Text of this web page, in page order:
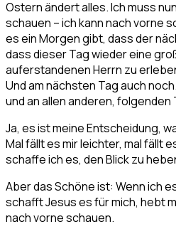
Ostern ändert alles. Ich muss
schauen – ich kann nach vorne
es ein Morgen gibt, dass der
dass dieser Tag wieder eine
auferstandenen Herrn zu
Und am nächsten Tag auch
und an allen anderen,
Ja, es ist meine Entscheidung,
Mal fällt es mir leichter, mal fällt
schaffe ich es, den Blick zu
Aber das Schöne ist: Wenn ich
schafft Jesus es für mich, hebt
nach vorne schauen.